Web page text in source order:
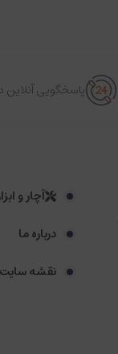
پاسخگویی
آچار و
درباره ما
نقشه سایت